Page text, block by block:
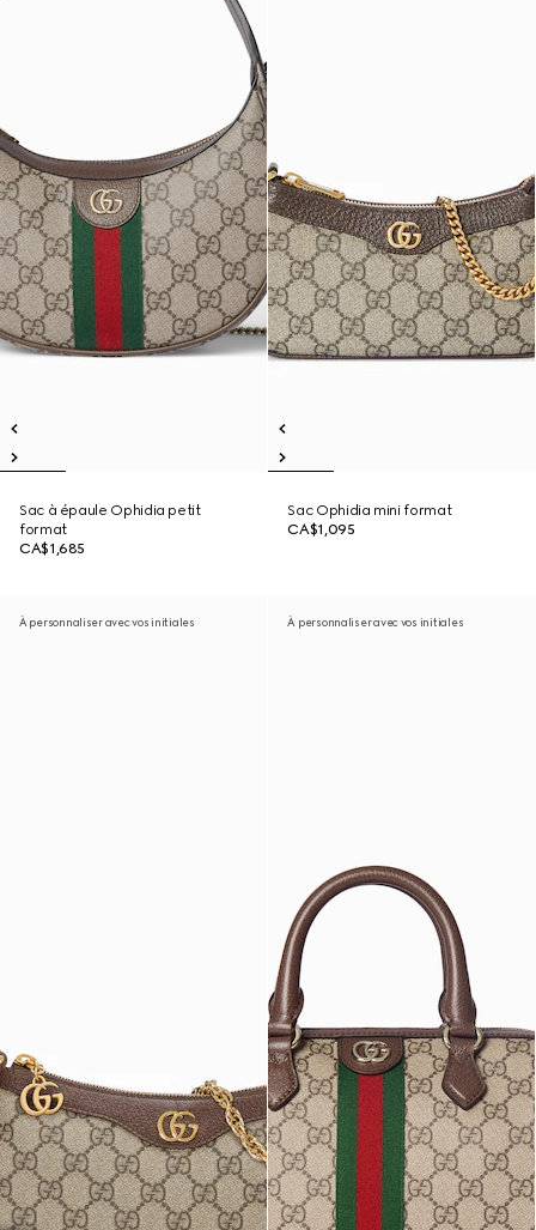
Sac à épaule Ophidia petit
format
CA$1,685
Sac Ophidia mini format
CA$1,095
À personnaliser avec vos initiales À personnaliser avec vos initiales